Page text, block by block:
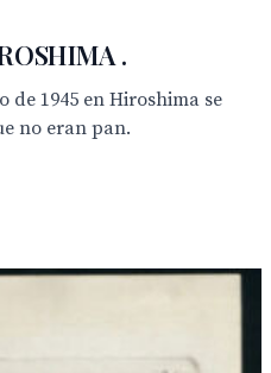
.
de 1945 en Hiroshima se
no eran pan.